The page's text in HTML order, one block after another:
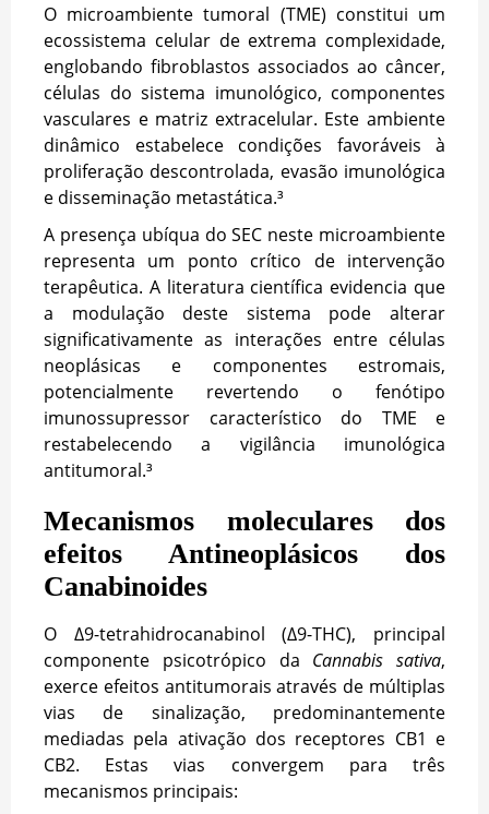
O microambiente tumoral (TME) constitui um
ecossistema celular de extrema complexidade,
englobando fibroblastos associados ao câncer,
células do sistema imunológico, componentes
vasculares e matriz extracelular. Este ambiente
dinâmico estabelece condições favoráveis à
proliferação descontrolada, evasão imunológica
e disseminação metastática.³
A presença ubíqua do SEC neste microambiente
representa um ponto crítico de intervenção
terapêutica. A literatura científica evidencia que
a modulação deste sistema pode alterar
significativamente as interações entre células
neoplásicas e componentes estromais,
potencialmente revertendo o fenótipo
imunossupressor característico do TME e
restabelecendo a vigilância imunológica
antitumoral.³
Mecanismos moleculares dos
efeitos Antineoplásicos dos
Canabinoides
O Δ9-tetrahidrocanabinol (Δ9-THC), principal
componente psicotrópico da Cannabis sativa,
exerce efeitos antitumorais através de múltiplas
vias de sinalização, predominantemente
mediadas pela ativação dos receptores CB1 e
CB2. Estas vias convergem para três
mecanismos principais: